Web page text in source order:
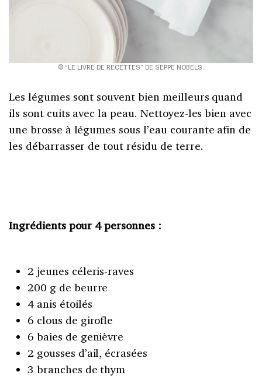
© “LE LIVRE DE RECETTES” DE SEPPE NOBELS.
Les légumes sont souvent bien meilleurs quand
ils sont cuits avec la peau. Nettoyez-les bien avec
une brosse à légumes sous l’eau courante afin de
les débarrasser de tout résidu de terre.
Ingrédients pour 4 personnes :
2 jeunes céleris-raves
200 g de beurre
4 anis étoilés
6 clous de girofle
6 baies de genièvre
2 gousses d’ail, écrasées
3 branches de thym